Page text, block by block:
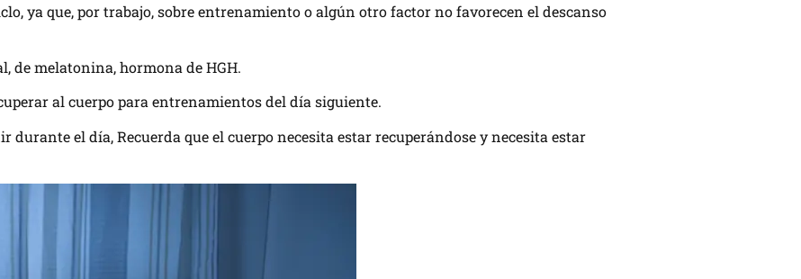
ya que, por trabajo, sobre entrenamiento o algún otro factor no favorecen el descanso
de melatonina, hormona de HGH.
al cuerpo para entrenamientos del día siguiente.
el día, Recuerda que el cuerpo necesita estar recuperándose y necesita estar